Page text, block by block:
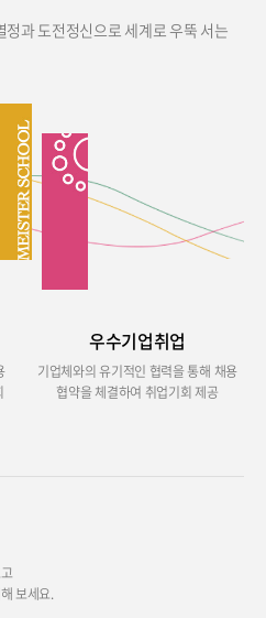
과 도전정신으로 세계로 우뚝 서는
우수기업취업
기업체와의 유기적인 협력을 통해 채용
협약을 체결하여 취업기회 제공
보세요.